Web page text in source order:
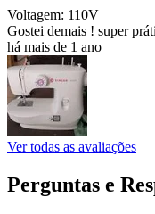
Voltagem: 110V
Gostei demais ! super
há mais de 1 ano
Ver todas as avaliações
Perguntas e